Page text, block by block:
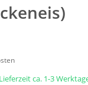
ca. 1-3